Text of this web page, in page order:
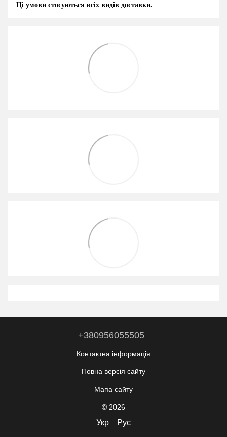
Ці умови стосуються всіх видів доставки.
+380956055505
Контактна інформація
Повна версія сайту
Мапа сайту
© 2026
Укр Рус